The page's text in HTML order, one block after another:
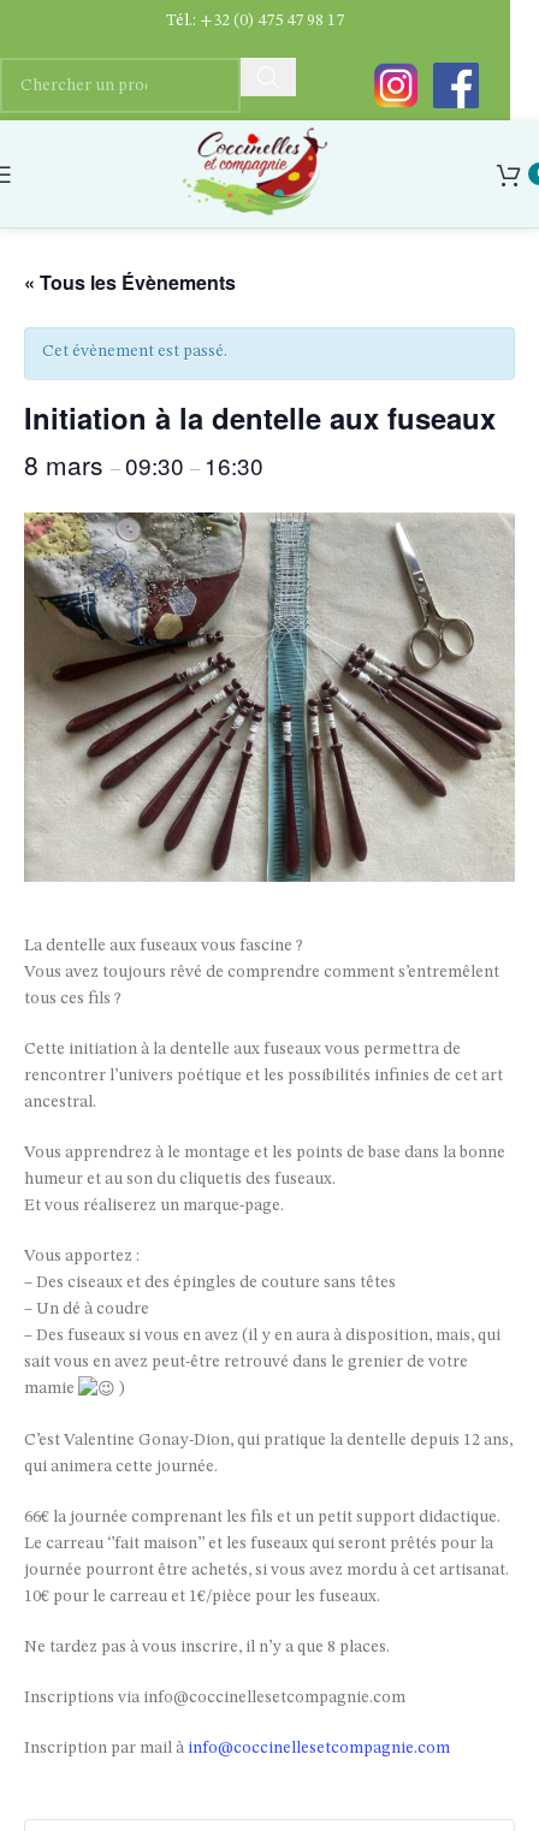
« Tous les Évènements
Cet évènement est passé.
Initiation à la dentelle aux fuseaux
8 mars –09:30 – 16:30
La dentelle aux fuseaux vous fascine ?
Vous avez toujours rêvé de comprendre comment s’entremêlent
tous ces fils ?
Cette initiation à la dentelle aux fuseaux vous permettra de
rencontrer l’univers poétique et les possibilités infinies de cet art
ancestral.
Vous apprendrez à le montage et les points de base dans la bonne
humeur et au son du cliquetis des fuseaux.
Et vous réaliserez un marque-page.
Vous apportez :
– Des ciseaux et des épingles de couture sans têtes
– Un dé à coudre
– Des fuseaux si vous en avez (il y en aura à disposition, mais, qui
sait vous en avez peut-être retrouvé dans le grenier de votre
mamie
)
C’est Valentine Gonay-Dion, qui pratique la dentelle depuis 12 ans,
qui animera cette journée.
66€ la journée comprenant les fils et un petit support didactique.
Le carreau ‘’fait maison’’ et les fuseaux qui seront prêtés pour la
journée pourront être achetés, si vous avez mordu à cet artisanat.
10€ pour le carreau et 1€/pièce pour les fuseaux.
Ne tardez pas à vous inscrire, il n’y a que 8 places.
Inscriptions via info@coccinellesetcompagnie.com
Inscription par mail à info@coccinellesetcompagnie.com
Tél.: +32 (0) 475 47 98 17